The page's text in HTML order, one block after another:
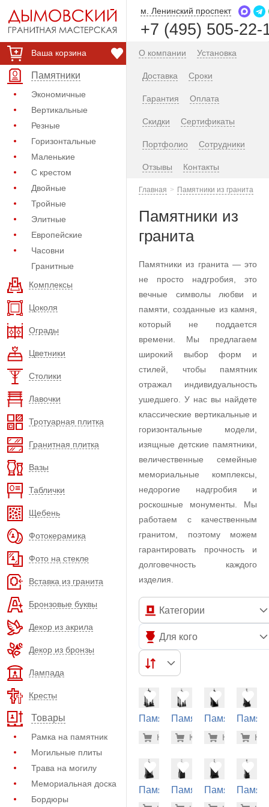
Ваша корзина
Памятники
Экономичные
Вертикальные
Резные
Горизонтальные
Маленькие
С крестом
Двойные
Тройные
Элитные
Европейские
Часовни
Гранитные
Комплексы
Цоколя
Ограды
Цветники
Столики
Лавочки
Тротуарная плитка
Гранитная плитка
Вазы
Таблички
Щебень
Фотокерамика
Фото на стекле
Вставка из гранита
Бронзовые буквы
Декор из акрила
Декор из бронзы
Лампада
Кресты
Товары
Рамка на памятник
Могильные плиты
Трава на могилу
Мемориальная доска
Бордюры
м. Ленинский проспект
+7 (495) 505-22-
О компании Установка
Доставка Сроки
Гарантия Оплата
Скидки Сертификаты
Портфолио Сотрудники
Отзывы Контакты
Главная Памятники из гранита
Памятники из
гранита
Памятники из гранита — это
не просто надгробия, это
вечные символы любви и
памяти, созданные из камня,
который не поддается
времени. Мы предлагаем
широкий выбор форм и
стилей, чтобы памятник
отражал индивидуальность
ушедшего. У нас вы найдете
классические вертикальные и
горизонтальные модели,
изящные детские памятники,
величественные семейные
мемориальные комплексы,
недорогие надгробия и
роскошные монументы. Мы
работаем с качественным
гранитом, поэтому можем
гарантировать прочность и
долговечность каждого
изделия.
Категории
Для кого
Памятник
гранита
-7%
Купить
Памятник
гранита
-7%
Купить
Памятник
гранита
-
Купить
ПамятникПамятникПамятник